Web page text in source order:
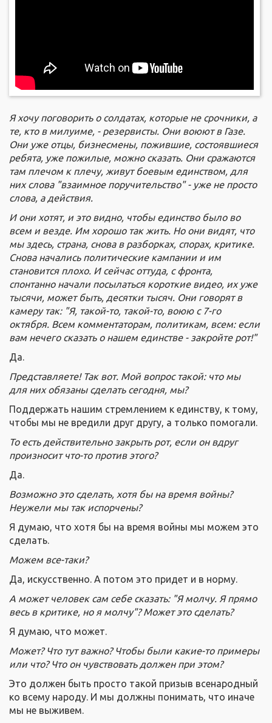
Я хочу поговорить о солдатах, которые не срочники, а
те, кто в милуиме, - резервисты. Они воюют в Газе.
Они уже отцы, бизнесмены, пожившие, состоявшиеся
ребята, уже пожилые, можно сказать. Они сражаются
там плечом к плечу, живут боевым единством, для
них слова "взаимное поручительство" - уже не просто
слова, а действия.
И они хотят, и это видно, чтобы единство было во
всем и везде. Им хорошо так жить. Но они видят, что
мы здесь, страна, снова в разборках, спорах, критике.
Снова начались политические кампании и им
становится плохо. И сейчас оттуда, с фронта,
спонтанно начали посылаться короткие видео, их уже
тысячи, может быть, десятки тысяч. Они говорят в
камеру так: "Я, такой-то, такой-то, воюю с 7-го
октября. Всем комментаторам, политикам, всем: если
вам нечего сказать о нашем единстве - закройте рот!"
Да.
Представляете! Так вот. Мой вопрос такой: что мы
для них обязаны сделать сегодня, мы?
Поддержать нашим стремлением к единству, к тому,
чтобы мы не вредили друг другу, а только помогали.
То есть действительно закрыть рот, если он вдруг
произносит что-то против этого?
Да.
Возможно это сделать, хотя бы на время войны?
Неужели мы так испорчены?
Я думаю, что хотя бы на время войны мы можем это
сделать.
Можем все-таки?
Да, искусственно. А потом это придет и в норму.
А может человек сам себе сказать: "Я молчу. Я прямо
весь в критике, но я молчу"? Может это сделать?
Я думаю, что может.
Может? Что тут важно? Чтобы были какие-то примеры
или что? Что он чувствовать должен при этом?
Это должен быть просто такой призыв всенародный
ко всему народу. И мы должны понимать, что иначе
мы не выживем.